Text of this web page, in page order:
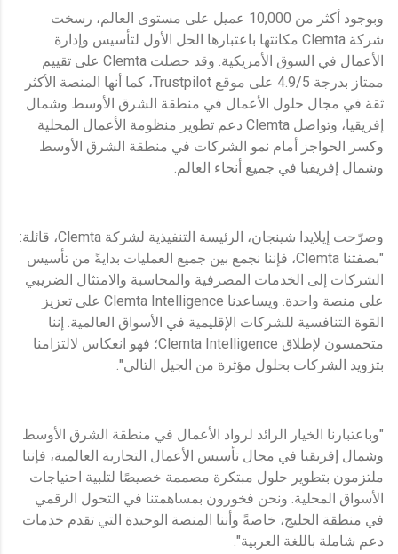
وبوجود أكثر من 10,000 عميل على مستوى العالم، رسخت
شركة Clemta مكانتها باعتبارها الحل الأول لتأسيس وإدارة
الأعمال في السوق الأمريكية. وقد حصلت Clemta على تقييم
ممتاز بدرجة 4.9/5 على موقع Trustpilot، كما أنها المنصة الأكثر
ثقة في مجال حلول الأعمال في منطقة الشرق الأوسط وشمال
إفريقيا، وتواصل Clemta دعم تطوير منظومة الأعمال المحلية
وكسر الحواجز أمام نمو الشركات في منطقة الشرق الأوسط
وشمال إفريقيا في جميع أنحاء العالم.
وصرّحت إيلايدا شينجان، الرئيسة التنفيذية لشركة Clemta، قائلة:
"بصفتنا Clemta، فإننا نجمع بين جميع العمليات بدايةً من تأسيس
الشركات إلى الخدمات المصرفية والمحاسبة والامتثال الضريبي
على منصة واحدة. ويساعدنا Clemta Intelligence على تعزيز
القوة التنافسية للشركات الإقليمية في الأسواق العالمية. إننا
متحمسون لإطلاق Clemta Intelligence؛ فهو انعكاس لالتزامنا
بتزويد الشركات بحلول مؤثرة من الجيل التالي".
"وباعتبارنا الخيار الرائد لرواد الأعمال في منطقة الشرق الأوسط
وشمال إفريقيا في مجال تأسيس الأعمال التجارية العالمية، فإننا
ملتزمون بتطوير حلول مبتكرة مصممة خصيصًا لتلبية احتياجات
الأسواق المحلية. ونحن فخورون بمساهمتنا في التحول الرقمي
في منطقة الخليج، خاصةً وأننا المنصة الوحيدة التي تقدم خدمات
دعم شاملة باللغة العربية".